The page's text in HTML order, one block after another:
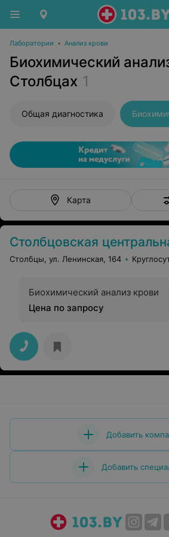
Лаборатории • Анализ крови
Биохимический
Столбцах 1
Общая диагностика
Карта
Столбцовская центральная районная
Столбцы, ул. Ленинская, 164
Биохимический анализ крови
Цена по запросу
Добавить
Добавить